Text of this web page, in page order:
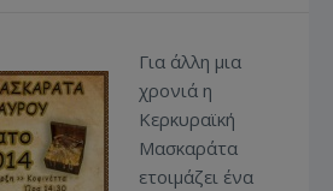
Για άλλη μια
χρονιά η
Κερκυραϊκή
Μασκαράτα
ετοιμάζει ένα